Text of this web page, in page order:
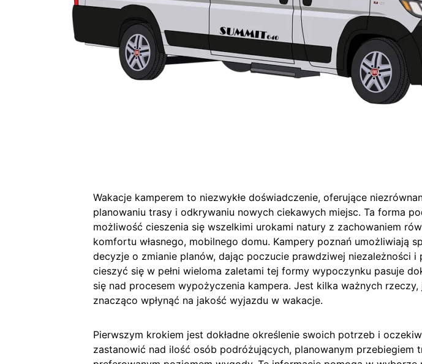
Wakacje kamperem to niezwykłe doświadczenie, oferujące
planowaniu trasy i odkrywaniu nowych ciekawych miejsc. Ta forma
możliwość cieszenia się wszelkimi urokami natury z zachowaniem
komfortu własnego, mobilnego domu. Kampery poznań umożliwiają
decyzje o zmianie planów, dając poczucie prawdziwej niezależności i
cieszyć się w pełni wieloma zaletami tej formy wypoczynku pasuje
się nad procesem wypożyczenia kampera. Jest kilka ważnych rzeczy,
znacząco wpłynąć na jakość wyjazdu w wakacje.
Pierwszym krokiem jest dokładne określenie swoich potrzeb i
zastanowić nad ilość osób podróżujących, planowanym przebiegiem